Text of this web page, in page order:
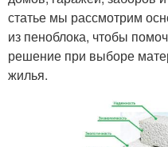
статье мы рассмотрим
из пеноблока, чтобы
решение при выборе
жилья.